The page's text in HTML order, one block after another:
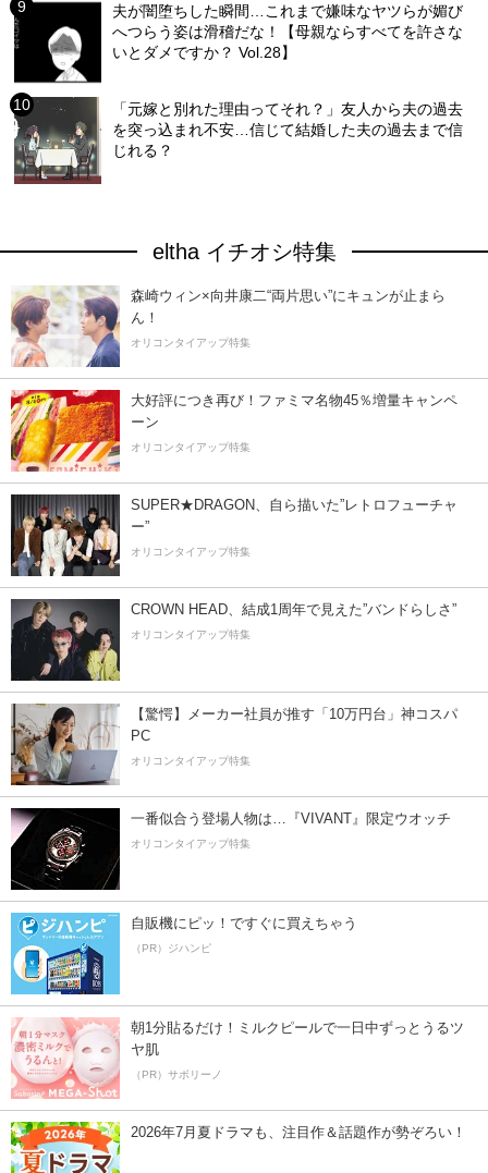
夫が闇堕ちした瞬間…これまで嫌味なヤツらが媚び
へつらう姿は滑稽だな！【母親ならすべてを許さな
いとダメですか？ Vol.28】
「元嫁と別れた理由ってそれ？」友人から夫の過去
を突っ込まれ不安…信じて結婚した夫の過去まで信
じれる？
eltha イチオシ特集
森崎ウィン×向井康二“両片思い”にキュンが止まら
ん！
オリコンタイアップ特集
大好評につき再び！ファミマ名物45％増量キャンペ
ーン
オリコンタイアップ特集
SUPER★DRAGON、自ら描いた”レトロフューチャ
ー”
オリコンタイアップ特集
CROWN HEAD、結成1周年で見えた”バンドらしさ”
オリコンタイアップ特集
【驚愕】メーカー社員が推す「10万円台」神コスパ
PC
オリコンタイアップ特集
一番似合う登場人物は…『VIVANT』限定ウオッチ
オリコンタイアップ特集
自販機にピッ！ですぐに買えちゃう
（PR）ジハンピ
朝1分貼るだけ！ミルクピールで一日中ずっとうるツ
ヤ肌
（PR）サボリーノ
2026年7月夏ドラマも、注目作＆話題作が勢ぞろい！